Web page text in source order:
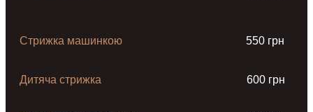
Стрижка машинкою 550 грн
Дитяча стрижка 600 грн